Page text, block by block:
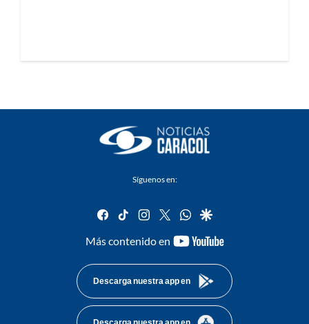
Síguenos en:
facebook
tiktok instagram
twitterwhatsapp
google
Más contenido en
youtube-
Descarga nuestra app en